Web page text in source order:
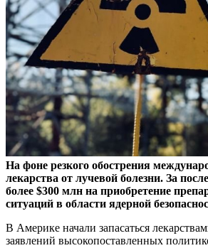
На фоне резкого обострения
лекарства от лучевой болезни. За
более $300 млн на приобретение
ситуаций в области ядерной
В Америке начали запасаться
заявлений высокопоставленных